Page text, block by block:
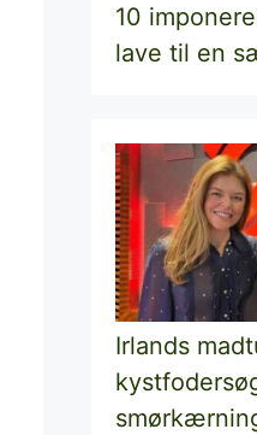
10
lave til en
Irlands